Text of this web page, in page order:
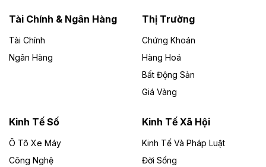
Lai
Bốn doanh nghiệp có sự góp vốn của Công ty Cổ
phần Tập đoàn Đức Long Gia Lai (HoSE: DLG) được
Gia Lai với tổng vốn hơn 4.750 tỷ đồng.
Đồng Nai cho thuê gần 59 ha đất làm khu
công nghiệp ở Long Thành
UBND TP Đồng Nai cho Công ty Amata thuê gần 59 ha
Tài Chính & Ngân Hàng
Tài Chính
Ngân Hàng
Thị Trường
Chứng Khoán
Hàng Hoá
Bất Động Sản
Giá Vàng
Kinh Tế Số
Ô Tô Xe Máy
Công Nghệ
Kinh Tế Xã Hội
Kinh Tế Và Pháp Luật
Đời Sống